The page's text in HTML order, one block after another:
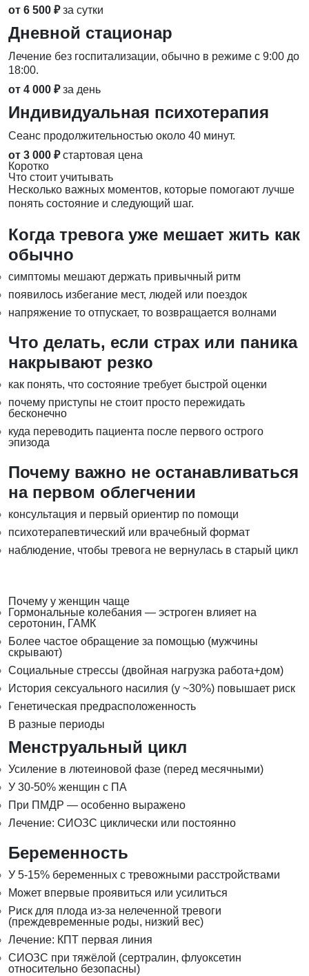
от 6 500 ₽ за сутки
Дневной стационар
Лечение без госпитализации, обычно в режиме с 9:00 до
18:00.
от 4 000 ₽ за день
Индивидуальная психотерапия
Сеанс продолжительностью около 40 минут.
от 3 000 ₽ стартовая цена
Коротко
Что стоит учитывать
Несколько важных моментов, которые помогают лучше
понять состояние и следующий шаг.
Когда тревога уже мешает жить как
обычно
симптомы мешают держать привычный ритм
появилось избегание мест, людей или поездок
напряжение то отпускает, то возвращается волнами
Что делать, если страх или паника
накрывают резко
как понять, что состояние требует быстрой оценки
почему приступы не стоит просто пережидать
бесконечно
куда переводить пациента после первого острого
эпизода
Почему важно не останавливаться
на первом облегчении
консультация и первый ориентир по помощи
психотерапевтический или врачебный формат
наблюдение, чтобы тревога не вернулась в старый цикл
Почему у женщин чаще
Гормональные колебания — эстроген влияет на
серотонин, ГАМК
Более частое обращение за помощью (мужчины
скрывают)
Социальные стрессы (двойная нагрузка работа+дом)
История сексуального насилия (у ~30%) повышает риск
Генетическая предрасположенность
В разные периоды
Менструальный цикл
Усиление в лютеиновой фазе (перед месячными)
У 30-50% женщин с ПА
При ПМДР — особенно выражено
Лечение: СИОЗС циклически или постоянно
Беременность
У 5-15% беременных с тревожными расстройствами
Может впервые проявиться или усилиться
Риск для плода из-за нелеченной тревоги
(преждевременные роды, низкий вес)
Лечение: КПТ первая линия
СИОЗС при тяжёлой (сертралин, флуоксетин
относительно безопасны)